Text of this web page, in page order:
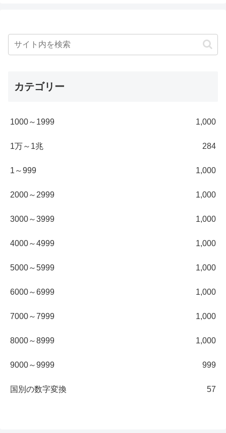
カテゴリー
1000～1999 1,000
1万～1兆 284
1～999 1,000
2000～2999 1,000
3000～3999 1,000
4000～4999 1,000
5000～5999 1,000
6000～6999 1,000
7000～7999 1,000
8000～8999 1,000
9000～9999 999
国別の数字変換 57